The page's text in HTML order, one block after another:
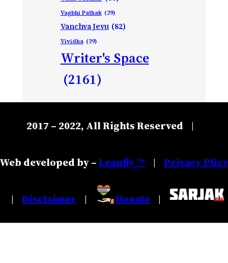
Vagbhi Pathak (29)
Vanchva Jevu (82)
Vividha (29)
Writer's Space
(2161)
2017 – 2022, All Rights Reserved |
Web developed by –Leanfly ™ | Privacy Plicy
| Disclaimer | Donate |